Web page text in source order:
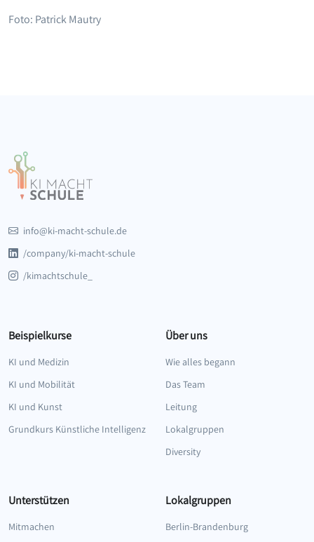
Foto: Patrick Mautry
info@ki-macht-schule.de
/company/ki-macht-schule
/kimachtschule_
Beispielkurse
KI und Medizin
KI und Mobilität
KI und Kunst
Grundkurs Künstliche Intelligenz
Über uns
Wie alles begann
Das Team
Leitung
Lokalgruppen
Diversity
Unterstützen
Mitmachen
Lokalgruppen
Berlin-Brandenburg